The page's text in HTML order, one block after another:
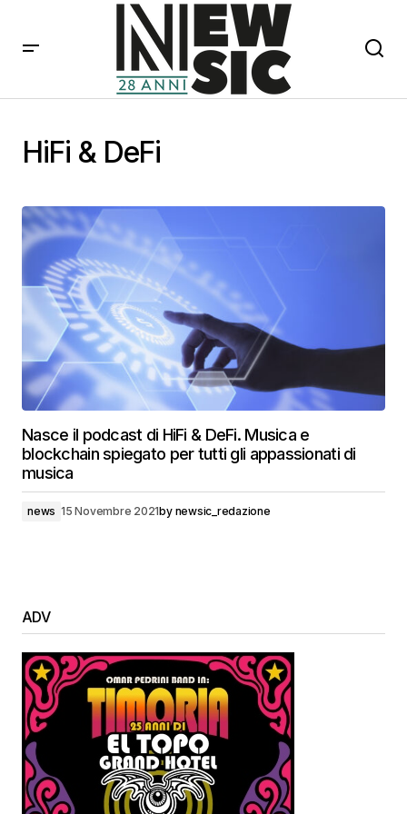
HiFi & DeFi
Nasce il podcast di HiFi & DeFi. Musica e
blockchain spiegato per tutti gli appassionati di
musica
news 15 Novembre 2021by newsic_redazione
ADV